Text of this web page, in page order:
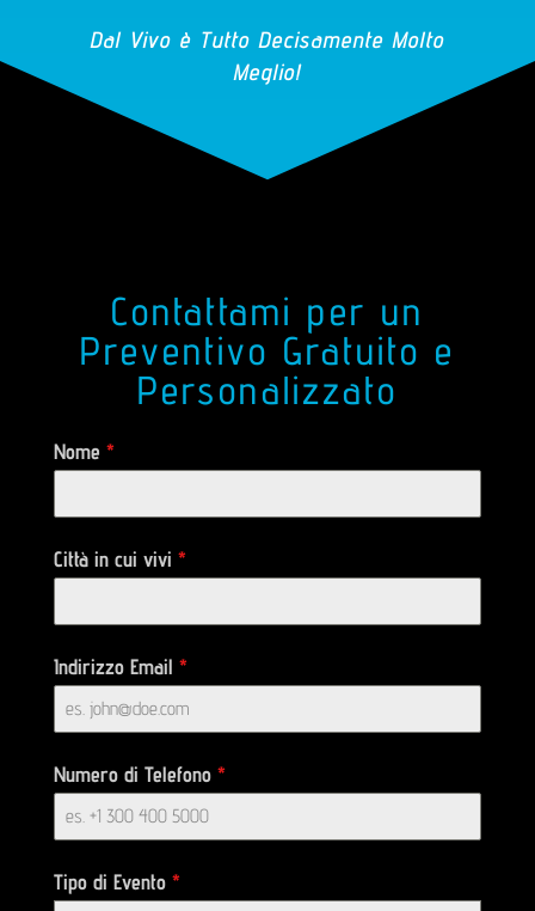
Dal Vivo è Tutto Decisamente Molto
Meglio!
Contattami per un
Preventivo Gratuito e
Personalizzato
Nome *
Città in cui vivi *
Indirizzo Email *
Numero di Telefono *
Tipo di Evento *